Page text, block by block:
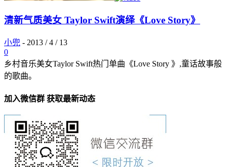
清新气质美女 Taylor Swift演绎《Love Story》
小兜 - 2013 / 4 / 13
0
乡村音乐美女Taylor Swift热门单曲《Love Story 》,童话故事般
的歌曲。
加入微信群 获取最新动态